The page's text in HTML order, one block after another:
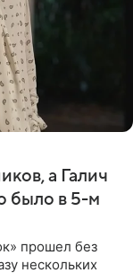
а Галич
было в 5-м
прошел без
нескольких